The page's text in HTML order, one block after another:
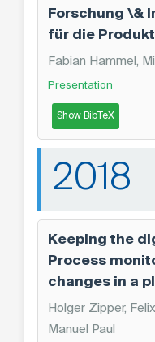
Forschung \&
für die
Fabian Hammel,
Presentation
Show BibTeX
2018
Keeping the
Process
changes in a
Holger Zipper,
Manuel Paul